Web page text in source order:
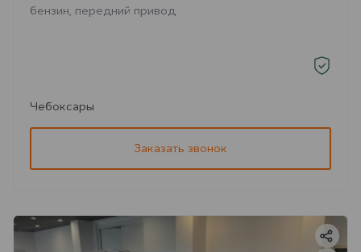
бензин, передний привод
Чебоксары
Заказать звонок